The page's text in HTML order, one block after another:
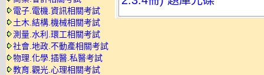
電子.電機.資訊相關考試
土木.結構.機械相關考試
測量.水利.環工相關考試
社會.地政.不動產相關考試
物理.化學.插醫.私醫考試
教育.觀光.心理相關考試